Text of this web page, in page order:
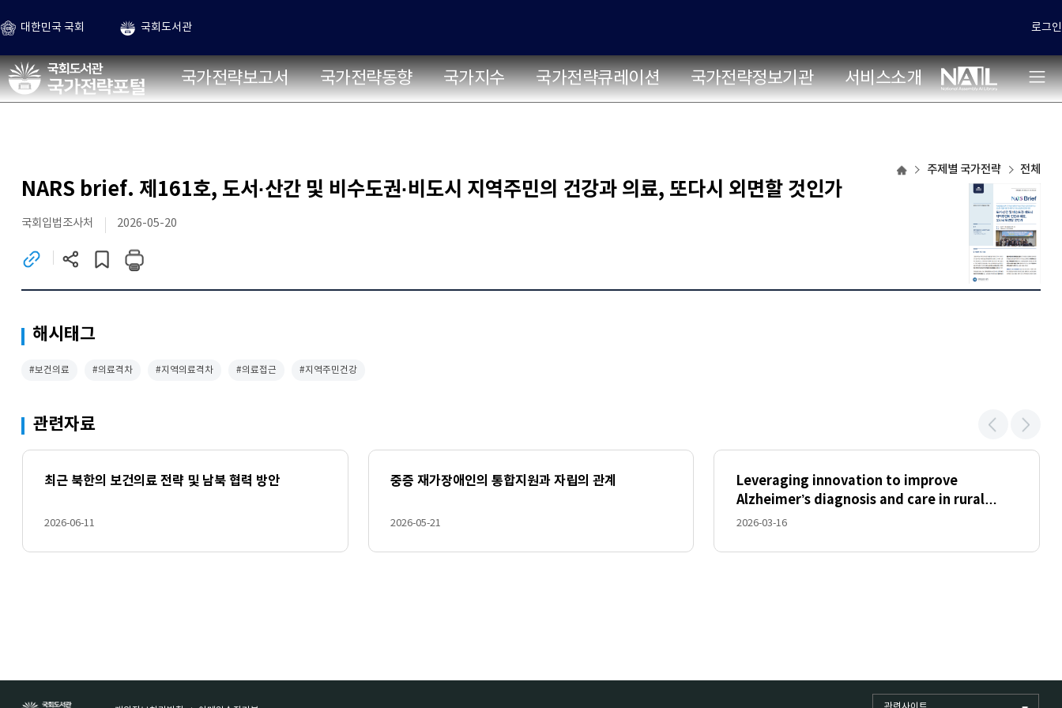
대한민국 국회 국회도서관 로그인
국가전략포털 국가전략보고서 국가전략동향 국가지수 국가전략큐레이션 국가전략정보기관 서비스소개
주제별 주제별 국가전략 전체
NARS brief. 제161호, 도서·산간 및 비수도권·비도시 지역주민의 건강과 의료, 또다시 외면할 것인가
국회입법조사처 2026-05-20
관련
사이트로
현재
페이지
게시글
스크랩하기
해시태그
#보건의료 #의료격차 #지역의료격차 #의료접근 #지역주민건강
관련자료
최근 북한의 보건의료 전략 및 남북 협력 방안
2026-06-11
중증 재가장애인의 통합지원과 자립의 관계
2026-05-21
Leveraging innovation to improve
Alzheimer’s diagnosis and care in rural
America
2026-03-16